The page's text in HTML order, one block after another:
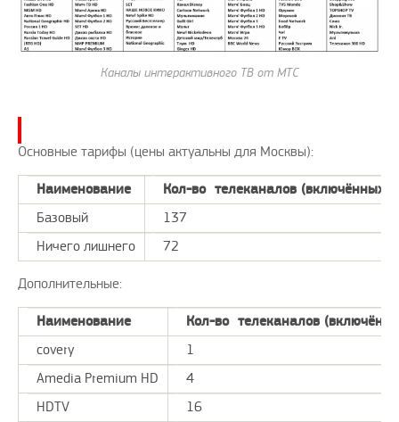
Каналы интерактивного ТВ от МТС
Основные тарифы (цены актуальны для Москвы):
Наименование
Кол-во телеканалов (включённых в
Базовый
137
Ничего лишнего
72
Дополнительные:
Наименование
Кол-во телеканалов
covery
1
Amedia Premium HD
4
HDTV
16